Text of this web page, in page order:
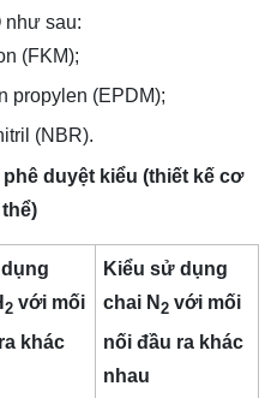
như sau:
(FKM);
propylen (EPDM);
(NBR).
duyệt kiểu (thiết kế cơ
2 với mối
khác
Kiểu sử dụng
chai N2 với mối
nối đầu ra khác
nhau